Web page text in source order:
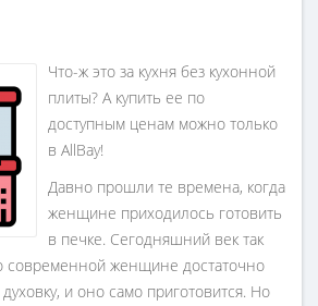
Что-ж это за кухня без кухонной
плиты? А купить ее по
доступным ценам можно только
в AllBay!
Давно прошли те времена, когда
женщине приходилось готовить
в печке. Сегодняшний век так
современной женщине достаточно
и оно само приготовится. Но